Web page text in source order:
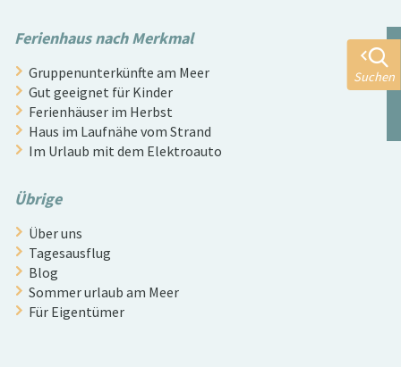
Ferienhaus nach Merkmal
Gruppenunterkünfte am Meer
Gut geeignet für Kinder
Ferienhäuser im Herbst
Haus im Laufnähe vom Strand
Im Urlaub mit dem Elektroauto
Übrige
Über uns
Tagesausflug
Blog
Sommer urlaub am Meer
Für Eigentümer
Suchen